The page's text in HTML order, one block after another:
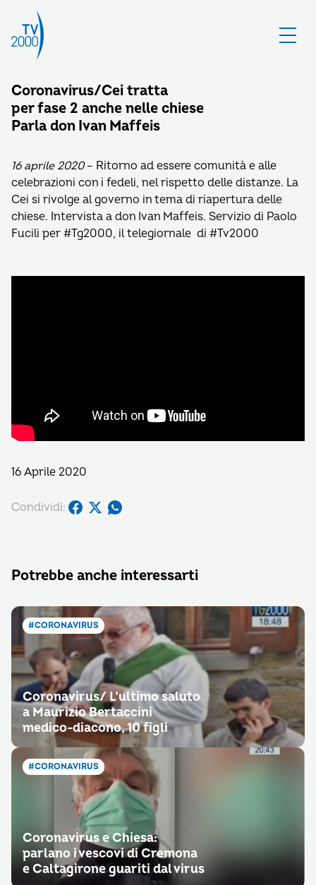
Coronavirus/Cei tratta
per fase 2 anche nelle chiese
Parla don Ivan Maffeis
16 aprile 2020– Ritorno ad essere comunità e alle
celebrazioni con i fedeli, nel rispetto delle distanze. La
Cei si rivolge al governo in tema di riapertura delle
chiese. Intervista a don Ivan Maffeis. Servizio di Paolo
Fucili per #Tg2000, il telegiornale di #Tv2000
16 Aprile 2020
Condividi:
Potrebbe anche interessarti
#CORONAVIRUS
Coronavirus/ L’ultimo saluto
a Maurizio Bertaccini
medico-diacono, 10 figli
#CORONAVIRUS
Coronavirus e Chiesa:
parlano i vescovi di Cremona
e Caltagirone guariti dal virus